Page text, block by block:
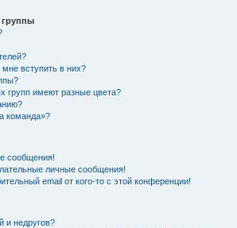
группы
мне вступить в них?
групп имеют разные цвета?
команда»?
сообщения!
личные сообщения!
email от кого-то с этой конференции!
и недругов?